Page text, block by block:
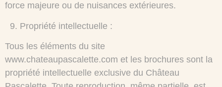
force majeure ou de nuisances extérieures.
9.⁠ ⁠Propriété intellectuelle :
Tous les éléments du site
www.chateaupascalette.com et les brochures sont la
propriété intellectuelle exclusive du Château